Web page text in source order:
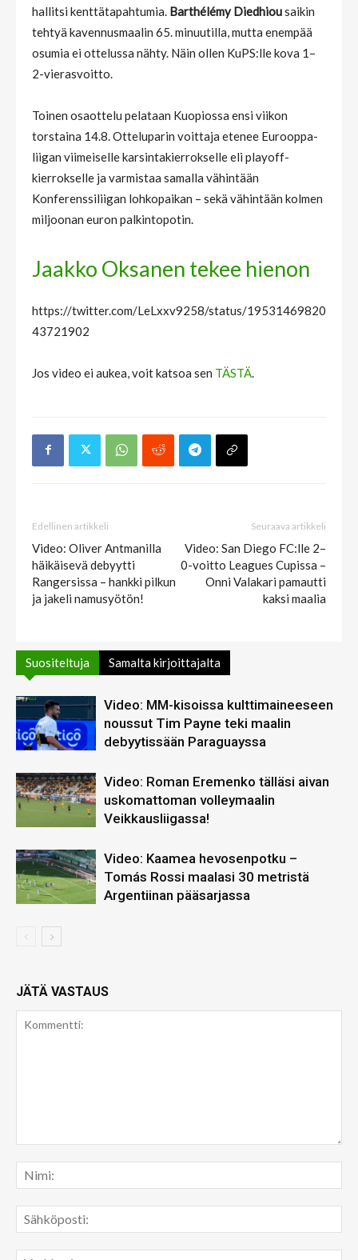
hallitsi kenttätapahtumia. Barthélémy Diedhiousaikin
tehtyä kavennusmaalin 65. minuutilla, mutta enempää
osumia ei ottelussa nähty. Näin ollen KuPS:lle kova 1–
2-vierasvoitto.
Toinen osaottelu pelataan Kuopiossa ensi viikon
torstaina 14.8. Otteluparin voittaja etenee Eurooppa-
liigan viimeiselle karsintakierrokselle eli playoff-
kierrokselle ja varmistaa samalla vähintään
Konferenssiliigan lohkopaikan – sekä vähintään kolmen
miljoonan euron palkintopotin.
Jaakko Oksanen tekee hienon
https://twitter.com/LeLxxv9258/status/19531469820
43721902
Jos video ei aukea, voit katsoa sen TÄSTÄ
Edellinen artikkeli
Video: Oliver Antmanilla
häikäisevä debyytti
Rangersissa – hankki pilkun
ja jakeli namusyötön!
Seuraava artikkeli
Video: San Diego FC:lle 2–
0-voitto Leagues Cupissa –
Onni Valakari pamautti
kaksi maalia
Suositeltuja Samalta kirjoittajalta
Video: MM-kisoissa kulttimaineeseen
noussut Tim Payne teki maalin
debyytissään Paraguayssa
Video: Roman Eremenko tälläsi aivan
uskomattoman volleymaalin
Veikkausliigassa!
Video: Kaamea hevosenpotku –
Tomás Rossi maalasi 30 metristä
Argentiinan pääsarjassa
JÄTÄ VASTAUS